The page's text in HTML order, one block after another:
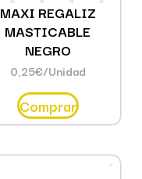
MAXI REGALIZ
MASTICABLE
NEGRO
0,25€/Unidad
Comprar